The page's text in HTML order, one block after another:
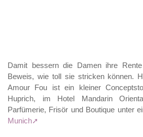
Damit bessern die Damen ihre
Beweis, wie toll sie stricken können.
Amour Fou ist ein kleiner
Huprich, im Hotel Mandarin
Parfümerie, Frisör und Boutique unter
Munich